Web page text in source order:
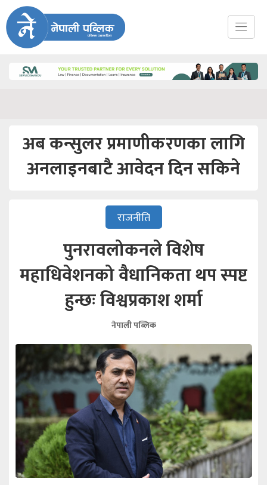
अब कन्सुलर प्रमाणीकरणका लागि
अनलाइनबाटै आवेदन दिन सकिने
राजनीति
पुनरावलोकनले विशेष
महाधिवेशनको वैधानिकता थप स्पष्ट
हुन्छः विश्वप्रकाश शर्मा
नेपाली पब्लिक